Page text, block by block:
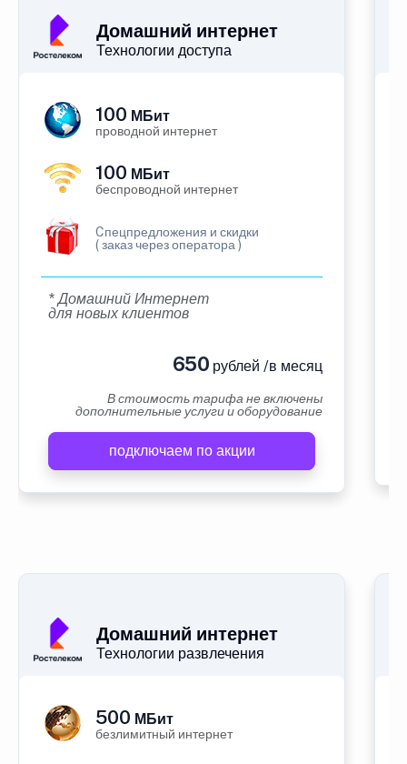
Домашний интернет
Технологии доступа
100 МБит
проводной интернет
100 МБит
беспроводной интернет
Cпецпредложения и скидки
( заказ через оператора )
* Домашний Интернет
для новых клиентов
650 рублей /в месяц
В стоимость тарифа не включены
дополнительные услуги и оборудование
подключаем по акции
Домашний интернет
Технологии развлечения
500 МБит
безлимитный интернет